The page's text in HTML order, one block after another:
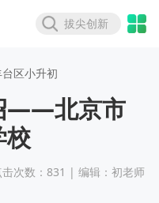
拔尖创新
区小升初
——北京市
校
次数：831 | 编辑：初老师